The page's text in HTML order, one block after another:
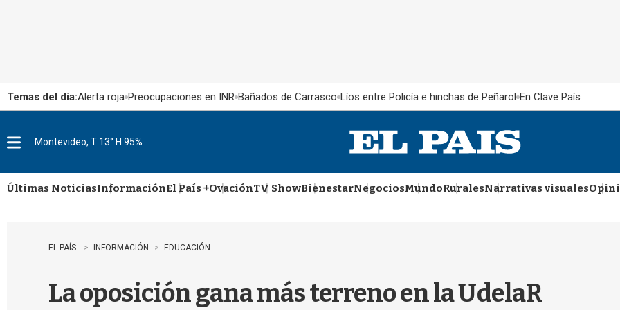
Temas del día:Alerta roja Preocupaciones en INR Bañados de Carrasco Líos entre Policía e hinchas de Peñarol En Clave País
u
Montevideo, T 13° H 95%
Últimas NoticiasInformaciónEl País +OvaciónTV ShowBienestarNegociosMundoRuralesNarrativas visuales
EL PAÍS INFORMACIÓN EDUCACIÓN
La oposición gana más terreno en la UdelaR